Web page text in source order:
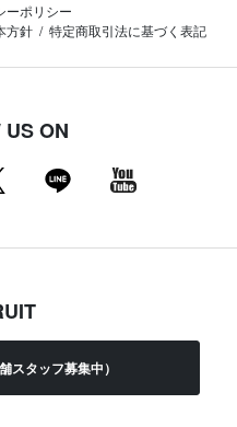
ーポリシー
方針
特定商取引法に基づく表記
ON
スタッフ募集中）